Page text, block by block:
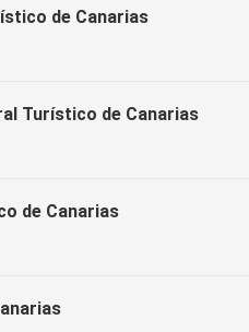
de Canarias
Turístico de Canarias
de Canarias